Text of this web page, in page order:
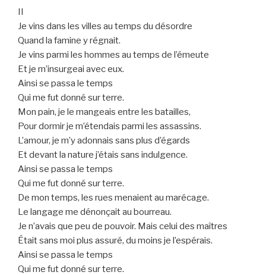
II
Je vins dans les villes au temps du désordre
Quand la famine y régnait.
Je vins parmi les hommes au temps de l’émeute
Et je m’insurgeai avec eux.
Ainsi se passa le temps
Qui me fut donné sur terre.
Mon pain, je le mangeais entre les batailles,
Pour dormir je m’étendais parmi les assassins.
L’amour, je m’y adonnais sans plus d’égards
Et devant la nature j’étais sans indulgence.
Ainsi se passa le temps
Qui me fut donné sur terre.
De mon temps, les rues menaient au marécage.
Le langage me dénonçait au bourreau.
Je n’avais que peu de pouvoir. Mais celui des maîtres
Était sans moi plus assuré, du moins je l’espérais.
Ainsi se passa le temps
Qui me fut donné sur terre.